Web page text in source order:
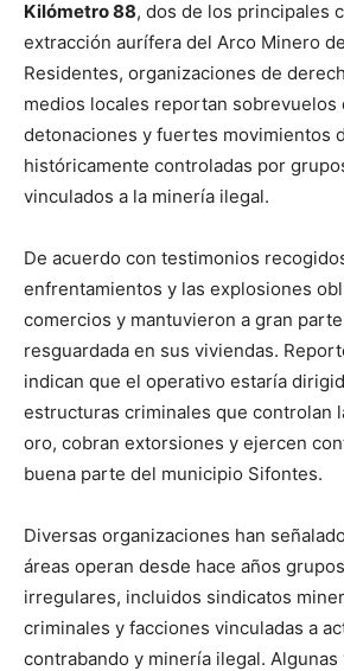
Kilómetro 88, dos de los principales
extracción aurífera del Arco Minero
Residentes, organizaciones de
medios locales reportan sobrevuelos
detonaciones y fuertes movimientos
históricamente controladas por
vinculados a la minería ilegal.
De acuerdo con testimonios
enfrentamientos y las explosiones
comercios y mantuvieron a gran
resguardada en sus viviendas.
indican que el operativo estaría
estructuras criminales que controlan
oro, cobran extorsiones y ejercen
buena parte del municipio Sifontes.
Diversas organizaciones han
áreas operan desde hace años
irregulares, incluidos sindicatos
criminales y facciones vinculadas a
contrabando y minería ilegal.